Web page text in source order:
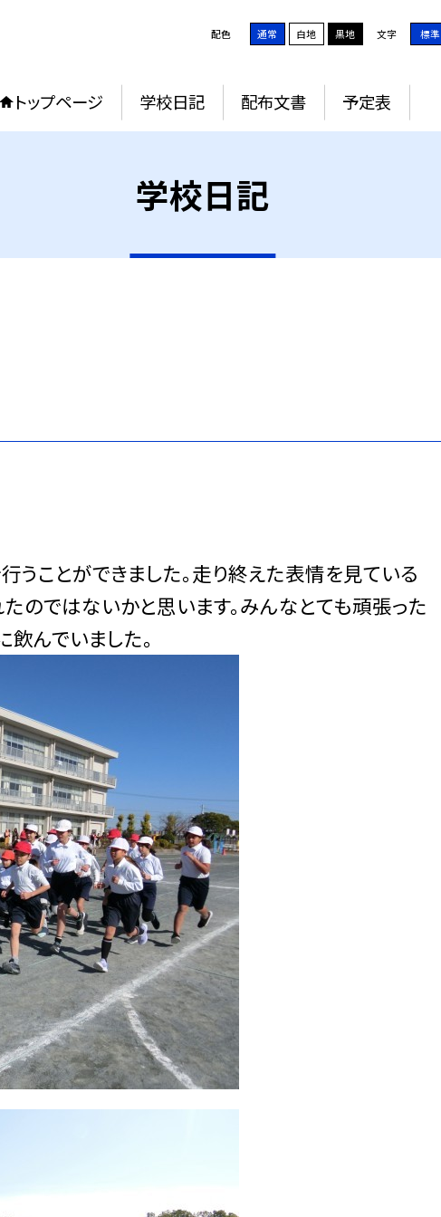
配色 通常 白地 黒地 文字 標準
トップページ 学校日記 配布文書 予定表
学校日記
ことができました。走り終えた表情を見ている
のではないかと思います。みんなとても頑張った
飲んでいました。